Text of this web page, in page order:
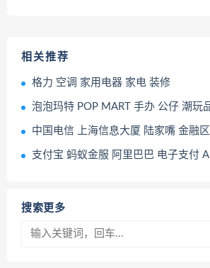
相关推荐
格力 空调 家用电器 家电 装修
泡泡玛特 POP MART 手办 公仔 潮玩
中国电信 上海信息大厦 陆家嘴 金融区 金融
支付宝 蚂蚁金服 阿里巴巴 电子支付
搜索更多